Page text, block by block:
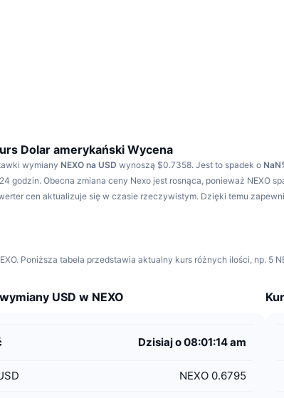
Dolar amerykański Wycena
wymiany NEXO na USD wynoszą $0.7358. Jest to spadek o
godzin. Obecna zmiana ceny Nexo jest rosnąca, ponieważ NEXO
cen aktualizuje się w czasie rzeczywistym. Dzięki temu
Poniższa tabela przedstawia aktualny kurs różnych ilości, np. 5
USD w NEXO
Dzisiaj o 08:01:14 am
NEXO 0.6795